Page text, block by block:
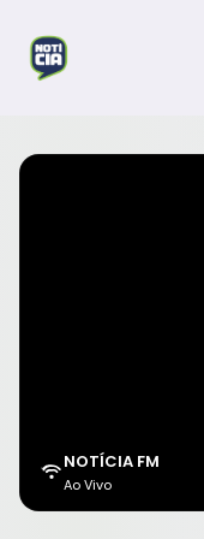
NOTÍCIA FM
Ao Vivo